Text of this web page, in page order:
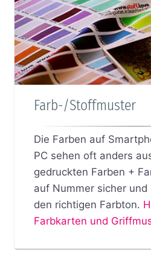
Farb-/Stoffmuster
Die Farben auf
PC sehen oft anders
gedruckten Farben +
auf Nummer sicher
den richtigen Farbton.
Farbkarten und